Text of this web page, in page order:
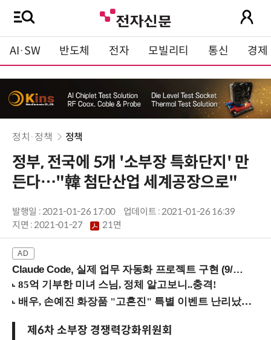
AI·SW 반도체 전자 모빌리티 통신 경제
정치·정책 정책
정부, 전국에 5개 '소부장 특화단지' 만
든다…"韓 첨단산업 세계공장으로"
발행일 : 2021-01-26 17:00
업데이트 : 2021-01-26 16:39
지면 :2021-01-27 21면
Claude Code, 실제 업무 자동화 프로젝트 구현 (9/16 ~17 강남역)
제6차 소부장 경쟁력강화위원회